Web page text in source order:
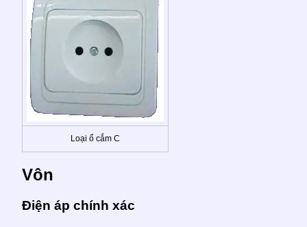
Loại ổ cắm C
Vôn
Điện áp chính xác